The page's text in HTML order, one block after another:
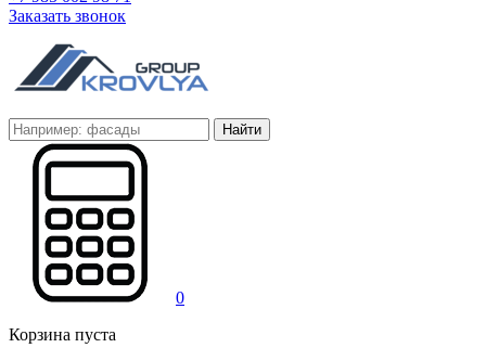
Заказать звонок
Найти
0
Корзина пуста